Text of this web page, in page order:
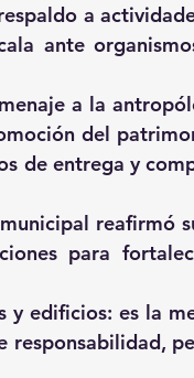
a
ante
a la
del
de entrega y
reafirmó
para
edificios: es la
responsabilidad,